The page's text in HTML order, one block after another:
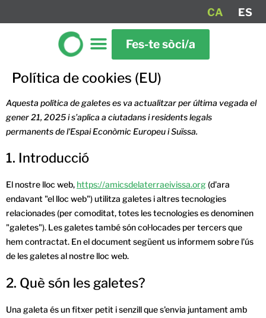
CA ES
Fes-te sòci/a
Política de cookies (EU)
Aquesta política de galetes es va actualitzar per última vegada el
gener 21, 2025 i s’aplica a ciutadans i residents legals
permanents de l'Espai Econòmic Europeu i Suïssa.
1. Introducció
El nostre lloc web, https://amicsdelaterraeivissa.org (d'ara
endavant "el lloc web") utilitza galetes i altres tecnologies
relacionades (per comoditat, totes les tecnologies es denominen
"galetes"). Les galetes també són col·locades per tercers que
hem contractat. En el document següent us informem sobre l'ús
de les galetes al nostre lloc web.
2. Què són les galetes?
Una galeta és un fitxer petit i senzill que s'envia juntament amb